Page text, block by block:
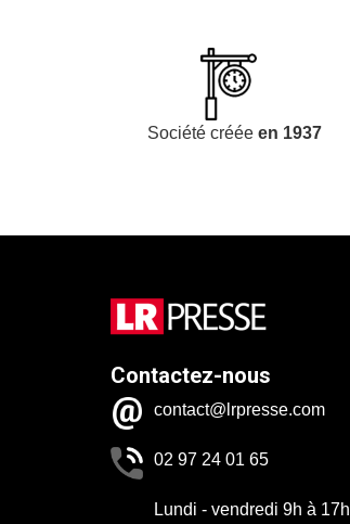
Société créée en 1937
Contactez-nous
contact@lrpresse.com
02 97 24 01 65
Lundi - vendredi 9h à 17h